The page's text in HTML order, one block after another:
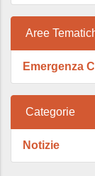
Aree
Emergenza
Categorie
Notizie